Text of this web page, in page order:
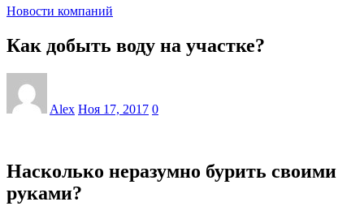
Новости компаний
Как добыть воду на участке?
Alex Ноя 17, 2017 0
Насколько неразумно бурить своими
руками?